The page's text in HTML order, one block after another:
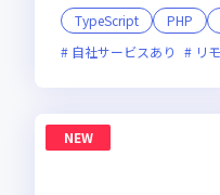
TypeScript
PHP
自社サービスあり
リ
NEW